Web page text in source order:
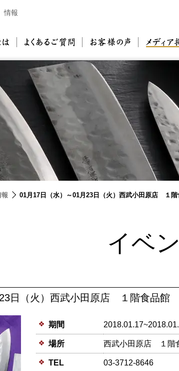
情報
藤原刃物とは よくあるご質問 お客様の声
01月17日（水）～01月23日（火）西武小田原店 １階
イベ
日（火）西武小田原店 １階食品館
期間
場所 西武小田原店 １階
TEL 03-3712-8646